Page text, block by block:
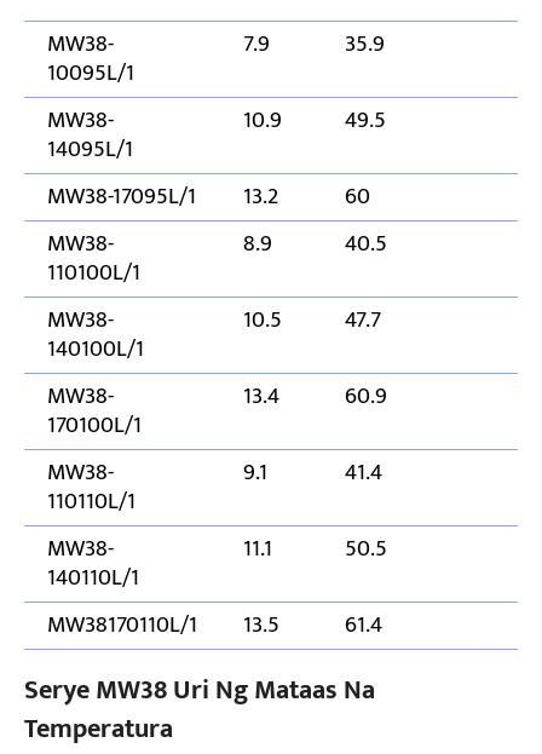
MW38-
10095L/1
7.9 35.9
MW38-
14095L/1
10.9 49.5
MW38-17095L/1 13.2 60
MW38-
110100L/1
8.9 40.5
MW38-
140100L/1
10.5 47.7
MW38-
170100L/1
13.4 60.9
MW38-
110110L/1
9.1 41.4
MW38-
140110L/1
11.1 50.5
MW38170110L/1 13.5 61.4
Serye MW38 Uri Ng Mataas Na
Temperatura